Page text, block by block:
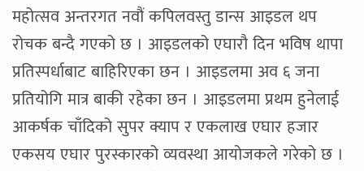
महोत्सव अन्तरगत नवौं कपिलवस्तु डान्स आइडल थप
रोचक बन्दै गएको छ । आइडलको एघारौ दिन भविष थापा
प्रतिस्पर्धाबाट बाहिरिएका छन । आइडलमा अव ६ जना
प्रतियोगि मात्र बाकी रहेका छन । आइडलमा प्रथम हुनेलाई
आकर्षक चाँदिको सुपर क्याप र एकलाख एघार हजार
एकसय एघार पुरस्कारको व्यवस्था आयोजकले गरेको छ ।